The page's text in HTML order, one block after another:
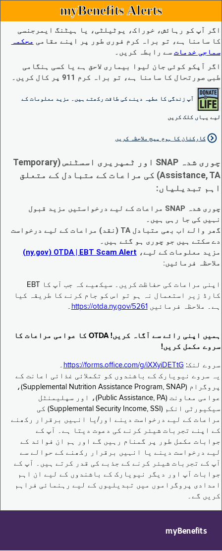
myBenefits Alerts
اگر آپ کو رہائش، خوراک، یوٹیلٹی، یا ہیٹنگ ایمرجنسی
کا سامنا ہے، تو براہ کرم فوری طور پر اپنے مقامی محکمہ
سماجی خدمات سے رابطہ کریں۔
اگر آپکو کوئی جان لیوا بیماری لاحق ہے یا کسی ہنگامی
طبی صورتحال کا سامنا ہے، تو براہ کرم 911 پر کال کریں۔
آپ زندگی کا عطیہ دینے کی طاقت رکھتے ہیں۔ مزید معلومات کے
لیے یہاں کلک کریں
کارکنان کا ہوم پیج ملاحظہ کریں
چوری شدہ SNAP اور ٹمپریری اسسٹنس (Temporary
Assistance, TA) کی مراعات کے متبادل کے متعلق
اہم تبدیلیاں:
چوری شدہ SNAP مراعات کے لیے درخواستیں مزید قبول
نہیں کی جا رہی ہیں۔
گھر والے اب بھی متبادل TA (نقد) مراعات کے لیے درخواست
دے سکتے ہیں جو چوری ہو گئے ہیں۔
مزید معلومات کے لیے، EBT Scam Alert ‏| OTDA ‏(ny.gov)
ملاحظہ فرمائیں:
اپنی مراعات کی حفاظت کریں۔ سیکھیے کہ جب آپ کا EBT
کارڈ زیر استعمال نہ ہو تو اس کو جام کرنے کا طریقہ کیا
ہے۔ ملاحظہ فرمائیں https://otda.ny.gov/5261 ۔
ہمیں اپنی رائے سے آگاہ کریں! OTDA کا عوامی مراعات کا
سروے مکمل کریں!
سروے لنک: https://forms.office.com/g/iXXyiDETtG ۔
یہ سروے نیویارک کے باشندوں کو تکملائی غذائی اعانت کے
پروگرام (Supplemental Nutrition Assistance Program, SNAP)،
عوامی معاونت (Public Assistance, PA)، اور سپلیمنٹل
سیکیورٹی انکم (Supplemental Security Income, SSI) کی
مراعات کے لیے درخواست دینے اور/یا انہیں برقرار رکھنے
کے اپنے تجربات شیئر کرنے کی دعوت دیتا ہے۔ آپ کے
جوابات مکمل طور پر گمنام رہیں گے اور ہم ان فوائد کے
لیے درخواست دینے یا انہیں برقرار رکھنے کے حوالے سے
آپ کے تجربات شیئر کرنے کے جذبے کی قدر کرتے ہیں۔ آپ کے
جوابات آپ اور دیگر نیویارک کے باشندوں کے لیے ان اہم
امدادی پروگراموں میں تبدیلیوں کے لیے رہنمائی فراہم
کریں گے۔
myBenefits